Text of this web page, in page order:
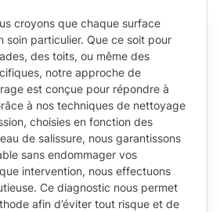
croyons que chaque surface
soin particulier. Que ce soit pour
des toits, ou même des
notre approche de
est conçue pour répondre à
à nos techniques de nettoyage
choisies en fonction des
de salissure, nous garantissons
sans endommager vos
intervention, nous effectuons
Ce diagnostic nous permet
afin d’éviter tout risque et de